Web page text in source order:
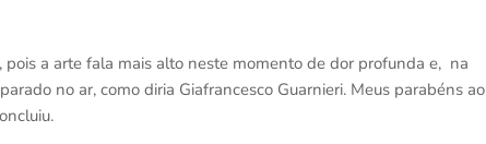
a arte fala mais alto neste momento de dor profunda e, na
no ar, como diria Giafrancesco Guarnieri. Meus parabéns ao
concluiu.